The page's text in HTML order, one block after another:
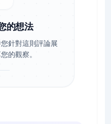
的想法
針對這則評論展
的觀察。